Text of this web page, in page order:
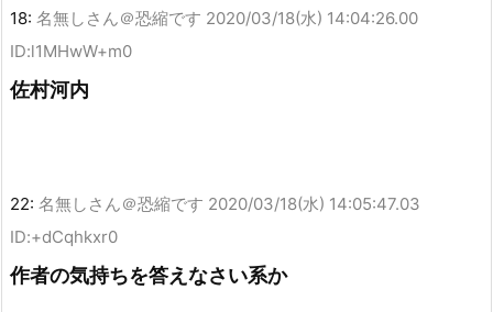
18: 名無しさん＠恐縮です 2020/03/18(水) 14:04:26.00
ID:l1MHwW+m0
佐村河内
22: 名無しさん＠恐縮です 2020/03/18(水) 14:05:47.03
ID:+dCqhkxr0
作者の気持ちを答えなさい系か